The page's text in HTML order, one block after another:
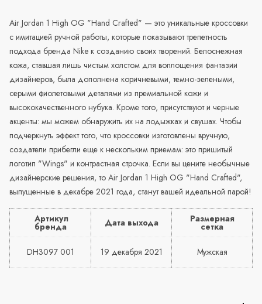
Air Jordan 1 High OG "Hand Crafted" — это уникальные кроссовки
с имитацией ручной работы, которые показывают трепетность
подхода бренда Nike к созданию своих творений. Белоснежная
кожа, ставшая лишь чистым холстом для воплощения фантазии
дизайнеров, была дополнена коричневыми, темно-зелеными,
серыми фиолетовыми деталями из премиальной кожи и
высококачественного нубука. Кроме того, присутствуют и черные
акценты: мы можем обнаружить их на лодыжках и свушах. Чтобы
подчеркнуть эффект того, что кроссовки изготовлены вручную,
создатели прибегли еще к нескольким приемам: это пришитый
логотип "Wings" и контрастная строчка. Если вы цените необычные
дизайнерские решения, то Air Jordan 1 High OG "Hand Crafted",
выпущенные в декабре 2021 года, станут вашей идеальной парой!
Артикул
бренда Дата выхода Размерная
сетка
DH3097 001 19 декабря 2021 Мужская